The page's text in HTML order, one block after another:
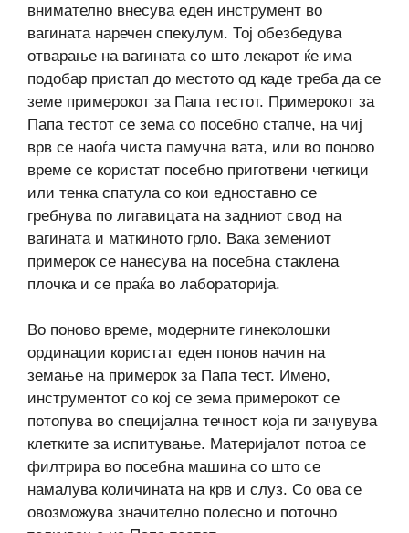
внимателно внесува еден инструмент во
вагината наречен спекулум. Тој обезбедува
отварање на вагината со што лекарот ќе има
подобар пристап до местото од каде треба да се
земе примерокот за Папа тестот. Примерокот за
Папа тестот се зема со посебно стапче, на чиј
врв се наоѓа чиста памучна вата, или во поново
време се користат посебно приготвени четкици
или тенка спатула со кои едноставно се
гребнува по лигавицата на задниот свод на
вагината и маткиното грло. Вака земениот
примерок се нанесува на посебна стаклена
плочка и се праќа во лабораторија.
Во поново време, модерните гинеколошки
ординации користат еден понов начин на
земање на примерок за Папа тест. Имено,
инструментот со кој се зема примерокот се
потопува во специјална течност која ги зачувува
клетките за испитување. Материјалот потоа се
филтрира во посебна машина со што се
намалува количината на крв и слуз. Со ова се
овозможува значително полесно и поточно